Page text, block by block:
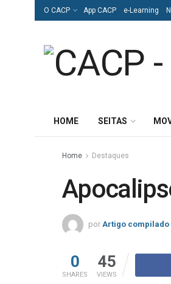
O CACP App CACP e-Learning
HOME SEITAS
Home Destaques
por Artigo compilado
0
SHARES
45
VIEWS